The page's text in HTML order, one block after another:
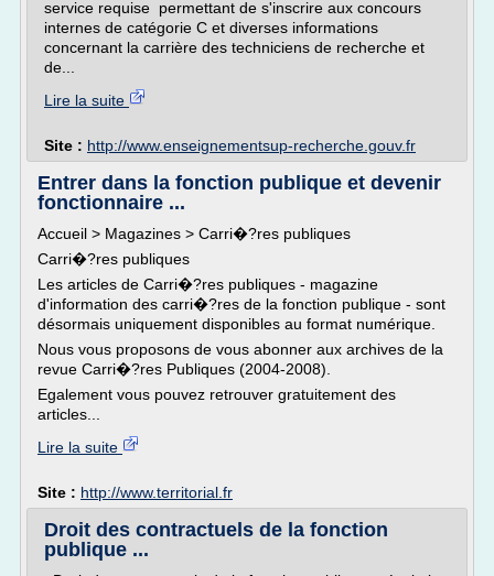
service requise permettant de s'inscrire aux concours
internes de catégorie C et diverses informations
concernant la carrière des techniciens de recherche et
de...
Lire la suite
Site : http://www.enseignementsup-recherche.gouv.fr
Entrer dans la fonction publique et devenir
fonctionnaire ...
Accueil > Magazines > Carri�?res publiques
Carri�?res publiques
Les articles de Carri�?res publiques - magazine
d'information des carri�?res de la fonction publique - sont
désormais uniquement disponibles au format numérique.
Nous vous proposons de vous abonner aux archives de la
revue Carri�?res Publiques (2004-2008).
Egalement vous pouvez retrouver gratuitement des
articles...
Lire la suite
Site : http://www.territorial.fr
Droit des contractuels de la fonction
publique ...